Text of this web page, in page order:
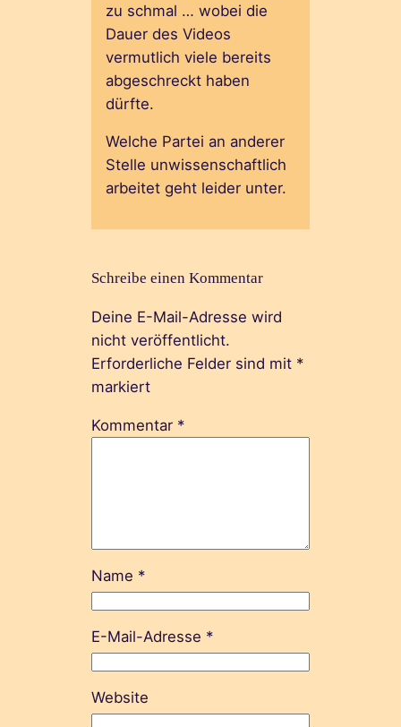
zu schmal … wobei die
Dauer des Videos
vermutlich viele bereits
abgeschreckt haben
dürfte.
Welche Partei an anderer
Stelle unwissenschaftlich
arbeitet geht leider unter.
Schreibe einen Kommentar
Deine E-Mail-Adresse wird
nicht veröffentlicht.
Erforderliche Felder sind mit *
markiert
Kommentar *
Name *
E-Mail-Adresse *
Website